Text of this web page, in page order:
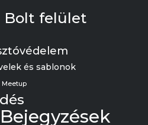
Bolt felület
és sablonok
Meetup